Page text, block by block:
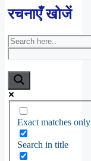
रचनाएँ खोजें
Exact matches only
Search in title